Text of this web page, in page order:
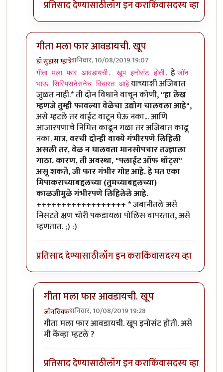
प्रतिसाद देण्यासाठीलॉग इन कराकिंवासदस्य व्हा
गीता मला फार आवडायची. खूप
डॉ सुहास म्हात्रेशनिवार, 10/08/2019 19:07
In reply toगीता मला फार आवडायची. खूप byतमराज
गीता मला फार आवडायची. खूप इनोसंट होती. हेजॉन
भाऊ सिरियसनेसनेच विचारत आहेयाच्याशी अजिबात
जुळत नाही.* ती दोन विधाने वाचून कोणी,"हा लेख
म्हणजे तुम्ही फावल्या वेळेचा उद्योग चालवला आहे",
असे म्हटले तर वाईट वाटून घेऊ नका... आणि
आजारपणाचे निमित्त काढून गळा तर अजिबात काढू
नका.मात्र, वरची दोन्ही वाक्ये गंभीरपणे लिहिली
असली तर, वेळ न घालवता मानसोपचार तज्ज्ञाला
गाठा. कारण, ती अवस्था, "फ्लाईट ऑफ थॉट्स"
असू शकते, जी फार गंभीर गोष्ट आहे. हे मत एका
मिपाकराच्याबद्दलच्या (तुमच्याबद्दलच्या)
काळजीमुळे गंभीरपणे लिहिलेले आहे.
++++++++++++++++++ * जबानीतले असे
निसटते क्षण चोरी पकडायला पोलिस वापरतात, असे
म्हणतात. ;) :)
प्रतिसाद देण्यासाठीलॉग इन कराकिंवासदस्य व्हा
गीता मला फार आवडायची. खूप
जॉनविक्कशनिवार, 10/08/2019 19:28
In reply toगीता मला फार आवडायची. खूपbyडॉ सुहास
गीता मला फार आवडायची. खूप इनोसंट होती. असे
मी केंव्हा म्हटले ?
प्रतिसाद देण्यासाठीलॉग इन कराकिंवासदस्य व्हा